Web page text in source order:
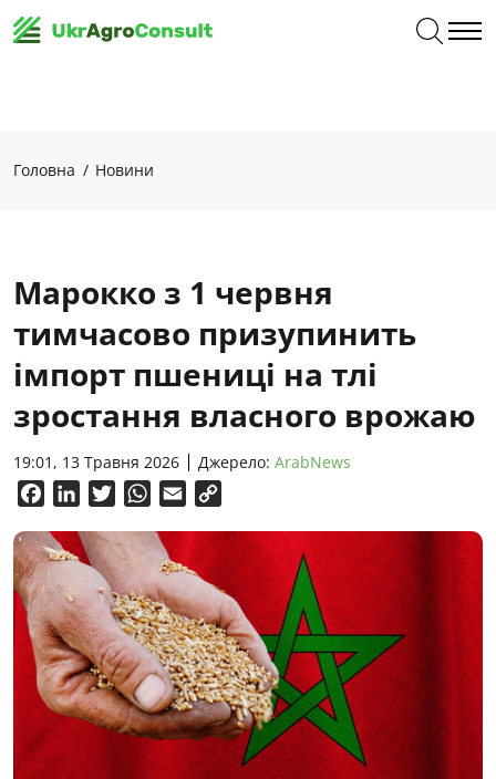
Головна Новини
Марокко з 1 червня
тимчасово призупинить
імпорт пшениці на тлі
зростання власного врожаю
19:01, 13 Травня 2026 Джерело: ArabNews
FacebookLinkedInTwitterWhatsApp
Email